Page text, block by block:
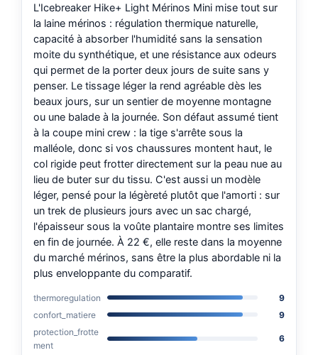
L'Icebreaker Hike+ Light Mérinos Mini mise tout sur
la laine mérinos : régulation thermique naturelle,
capacité à absorber l'humidité sans la sensation
moite du synthétique, et une résistance aux odeurs
qui permet de la porter deux jours de suite sans y
penser. Le tissage léger la rend agréable dès les
beaux jours, sur un sentier de moyenne montagne
ou une balade à la journée. Son défaut assumé tient
à la coupe mini crew : la tige s'arrête sous la
malléole, donc si vos chaussures montent haut, le
col rigide peut frotter directement sur la peau nue au
lieu de buter sur du tissu. C'est aussi un modèle
léger, pensé pour la légèreté plutôt que l'amorti : sur
un trek de plusieurs jours avec un sac chargé,
l'épaisseur sous la voûte plantaire montre ses limites
en fin de journée. À 22 €, elle reste dans la moyenne
du marché mérinos, sans être la plus abordable ni la
plus enveloppante du comparatif.
thermoregulation
9
confort_matiere
9
protection_frotte
ment
6